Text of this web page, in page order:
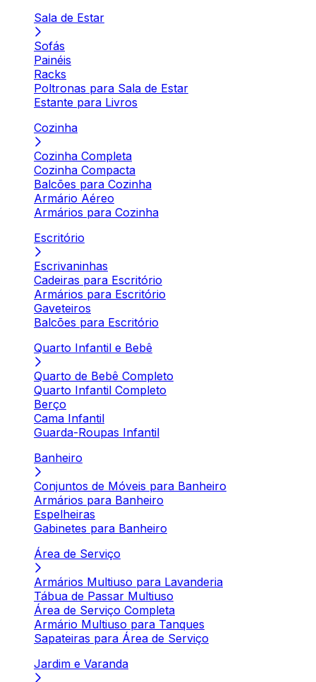
Sala de Estar
Sofás
Painéis
Racks
Poltronas para Sala de Estar
Estante para Livros
Cozinha
Cozinha Completa
Cozinha Compacta
Balcões para Cozinha
Armário Aéreo
Armários para Cozinha
Escritório
Escrivaninhas
Cadeiras para Escritório
Armários para Escritório
Gaveteiros
Balcões para Escritório
Quarto Infantil e Bebê
Quarto de Bebê Completo
Quarto Infantil Completo
Berço
Cama Infantil
Guarda-Roupas Infantil
Banheiro
Conjuntos de Móveis para Banheiro
Armários para Banheiro
Espelheiras
Gabinetes para Banheiro
Área de Serviço
Armários Multiuso para Lavanderia
Tábua de Passar Multiuso
Área de Serviço Completa
Armário Multiuso para Tanques
Sapateiras para Área de Serviço
Jardim e Varanda